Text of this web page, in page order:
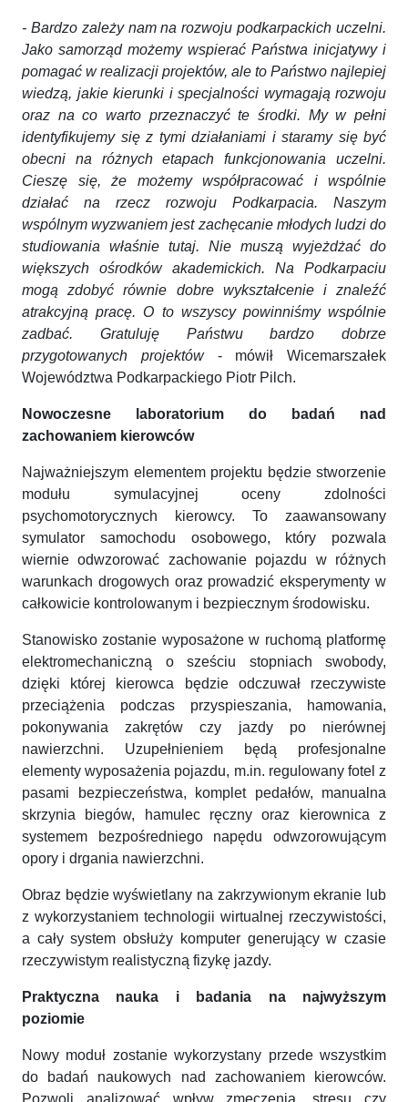
- Bardzo zależy nam na rozwoju podkarpackich uczelni.
Jako samorząd możemy wspierać Państwa inicjatywy i
pomagać w realizacji projektów, ale to Państwo najlepiej
wiedzą, jakie kierunki i specjalności wymagają rozwoju
oraz na co warto przeznaczyć te środki. My w pełni
identyfikujemy się z tymi działaniami i staramy się być
obecni na różnych etapach funkcjonowania uczelni.
Cieszę się, że możemy współpracować i wspólnie
działać na rzecz rozwoju Podkarpacia. Naszym
wspólnym wyzwaniem jest zachęcanie młodych ludzi do
studiowania właśnie tutaj. Nie muszą wyjeżdżać do
większych ośrodków akademickich. Na Podkarpaciu
mogą zdobyć równie dobre wykształcenie i znaleźć
atrakcyjną pracę. O to wszyscy powinniśmy wspólnie
zadbać. Gratuluję Państwu bardzo dobrze
przygotowanych projektów - mówił Wicemarszałek
Województwa Podkarpackiego Piotr Pilch.
Nowoczesne laboratorium do badań nad
zachowaniem kierowców
Najważniejszym elementem projektu będzie stworzenie
modułu symulacyjnej oceny zdolności
psychomotorycznych kierowcy. To zaawansowany
symulator samochodu osobowego, który pozwala
wiernie odwzorować zachowanie pojazdu w różnych
warunkach drogowych oraz prowadzić eksperymenty w
całkowicie kontrolowanym i bezpiecznym środowisku.
Stanowisko zostanie wyposażone w ruchomą platformę
elektromechaniczną o sześciu stopniach swobody,
dzięki której kierowca będzie odczuwał rzeczywiste
przeciążenia podczas przyspieszania, hamowania,
pokonywania zakrętów czy jazdy po nierównej
nawierzchni. Uzupełnieniem będą profesjonalne
elementy wyposażenia pojazdu, m.in. regulowany fotel z
pasami bezpieczeństwa, komplet pedałów, manualna
skrzynia biegów, hamulec ręczny oraz kierownica z
systemem bezpośredniego napędu odwzorowującym
opory i drgania nawierzchni.
Obraz będzie wyświetlany na zakrzywionym ekranie lub
z wykorzystaniem technologii wirtualnej rzeczywistości,
a cały system obsłuży komputer generujący w czasie
rzeczywistym realistyczną fizykę jazdy.
Praktyczna nauka i badania na najwyższym
poziomie
Nowy moduł zostanie wykorzystany przede wszystkim
do badań naukowych nad zachowaniem kierowców.
Pozwoli analizować wpływ zmęczenia, stresu czy